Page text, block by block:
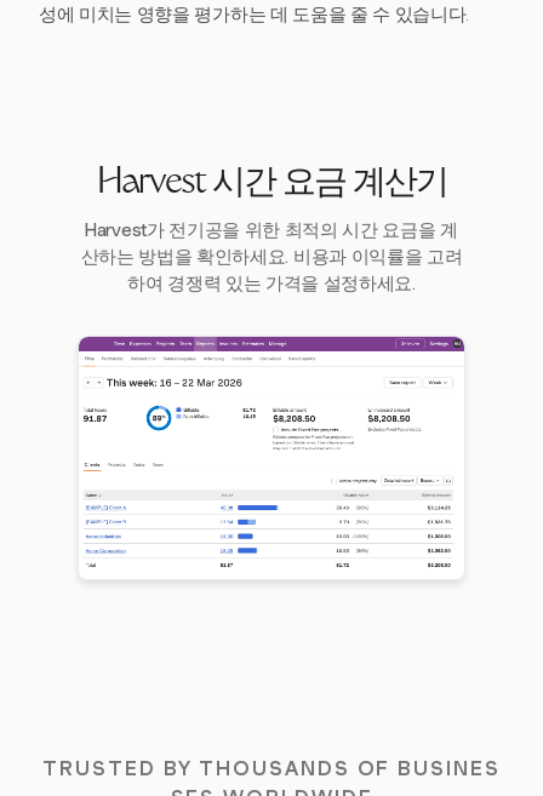
성에 미치는 영향을 평가하는 데 도움을 줄 수 있습니다.
Harvest 시간 요금 계산기
Harvest가 전기공을 위한 최적의 시간 요금을 계
산하는 방법을 확인하세요. 비용과 이익률을 고려
하여 경쟁력 있는 가격을 설정하세요.
TRUSTED BY THOUSANDS OF BUSINES